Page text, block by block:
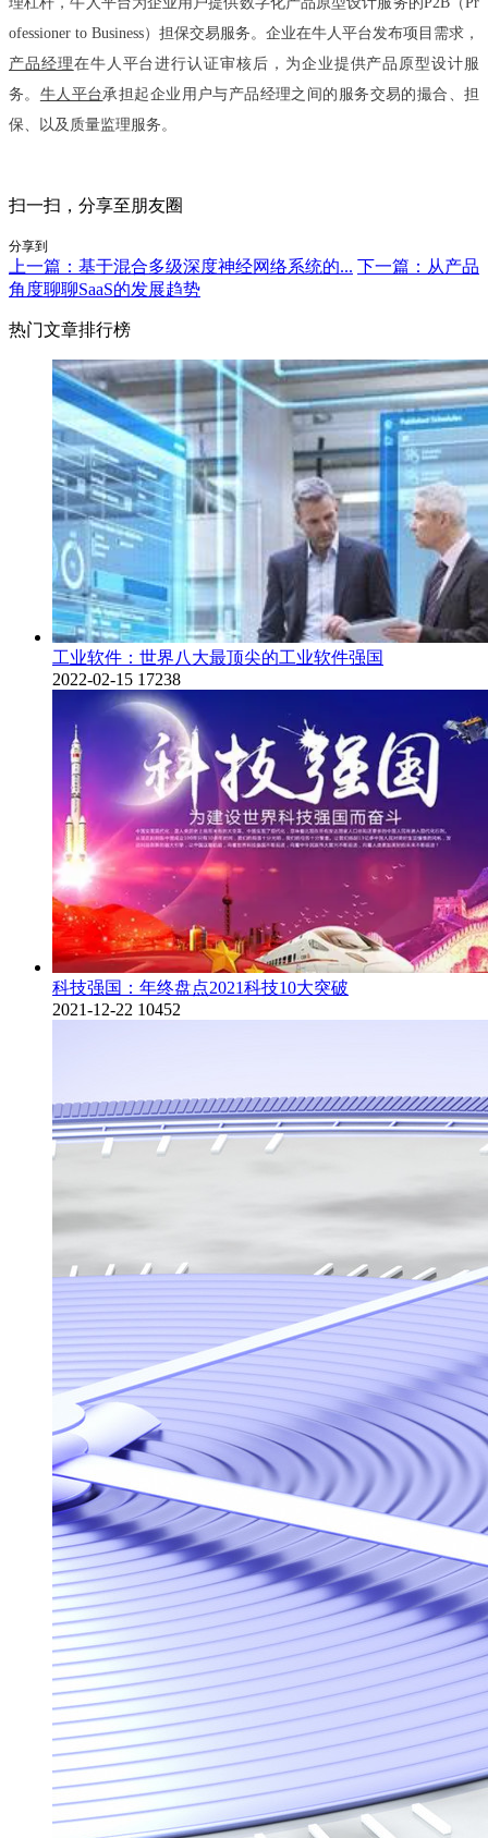
ofessioner to Business）担保交易服务。企业在牛人平台发布项目需求，
产品经理在牛人平台进行认证审核后，为企业提供产品原型设计服
务。 牛人平台承担起企业用户与产品经理之间的服务交易的撮合、担
保、以及质量监理服务。
扫一扫，分享至朋友圈
分享到
上一篇：基于混合多级深度神经网络系统的... 下一篇：从产品
角度聊聊SaaS的发展趋势
热门文章排行榜
工业软件：世界八大最顶尖的工业软件强国
2022-02-15 17238
科技强国：年终盘点2021科技10大突破
2021-12-22 10452